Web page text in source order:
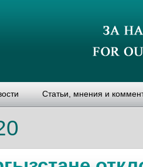
Статьи, мнения и